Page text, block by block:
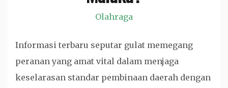
Olahraga
Informasi terbaru seputar gulat memegang
peranan yang amat vital dalam menjaga
keselarasan standar pembinaan daerah dengan